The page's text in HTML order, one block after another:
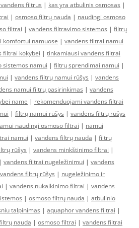
filtrus | kas yra atbulinis osmosas |
| osmoso filtrų nauda | naudingi osmoso
filtrai | vandens filtravimo sistemos | filtrų
komfortui namuose | vandens filtrai namui
filtrai kokybei | tinkamiausi vandens filtrai
sistemos namui | filtrų sprendimai namui |
| vandens filtrų namui rūšys | vandens
namui filtrų pasirinkimas | vandens
name | rekomenduojami vandens filtrai
| filtrų namui rūšys | vandens filtrų rūšys
naudingi osmoso filtrai | namui
namui | vandens filtrų nauda | filtrų
rūšys | vandens minkštinimo filtrai |
| vandens filtrai nugeležinimui | vandens
vandens filtrų rūšys | nugeležinimo ir
| vandens nukalkinimo filtrai | vandens
| osmoso filtrų nauda | atbulinio
talpinimas | aquaphor vandens filtrai |
nauda | osmoso filtrai | vandens filtrai